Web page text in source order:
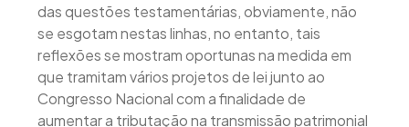
das questões testamentárias, obviamente, não
se esgotam nestas linhas, no entanto, tais
reflexões se mostram oportunas na medida em
que tramitam vários projetos de lei junto ao
Congresso Nacional com a finalidade de
aumentar a tributação na transmissão patrimonial